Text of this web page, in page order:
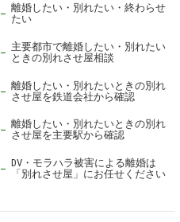
離婚したい・別れたい・終わらせ
たい
主要都市で離婚したい・別れたい
ときの別れさせ屋相談
離婚したい・別れたいときの別れ
させ屋を鉄道会社から確認
離婚したい・別れたいときの別れ
させ屋を主要駅から確認
DV・モラハラ被害による離婚は
「別れさせ屋」にお任せください